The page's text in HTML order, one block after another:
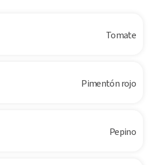
Tomate
Pimentón rojo
Pepino